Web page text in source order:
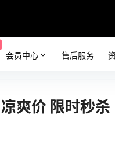
会员中心 售后服务
爽价 限时秒杀